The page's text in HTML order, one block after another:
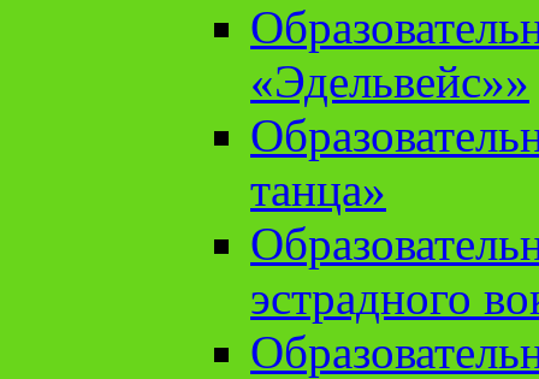
«Эдельвейс»»
танца»
эстрадного